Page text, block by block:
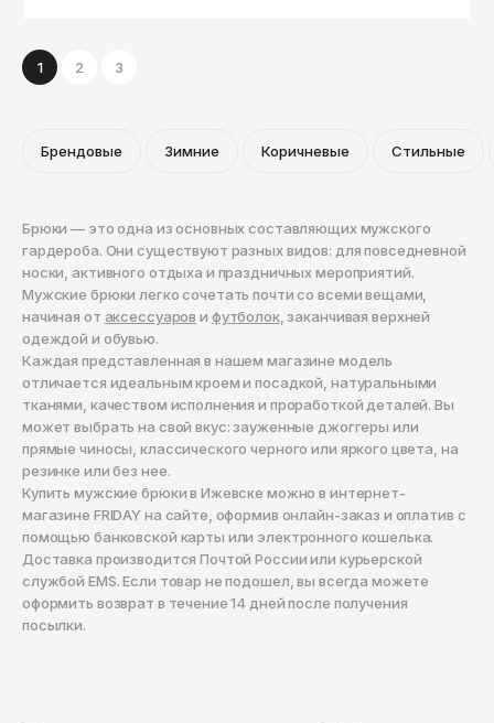
1 2 3
Брендовые Зимние Коричневые Стильные
Брюки — это одна из основных составляющих мужского
гардероба. Они существуют разных видов: для повседневной
носки, активного отдыха и праздничных мероприятий.
Мужские брюки легко сочетать почти со всеми вещами,
начиная от аксессуаров и футболок, заканчивая верхней
одеждой и обувью.
Каждая представленная в нашем магазине модель
отличается идеальным кроем и посадкой, натуральными
тканями, качеством исполнения и проработкой деталей. Вы
может выбрать на свой вкус: зауженные джоггеры или
прямые чиносы, классического черного или яркого цвета, на
резинке или без нее.
Купить мужские брюки в Ижевске можно в интернет-
магазине FRIDAY на сайте, оформив онлайн-заказ и оплатив с
помощью банковской карты или электронного кошелька.
Доставка производится Почтой России или курьерской
службой EMS. Если товар не подошел, вы всегда можете
оформить возврат в течение 14 дней после получения
посылки.